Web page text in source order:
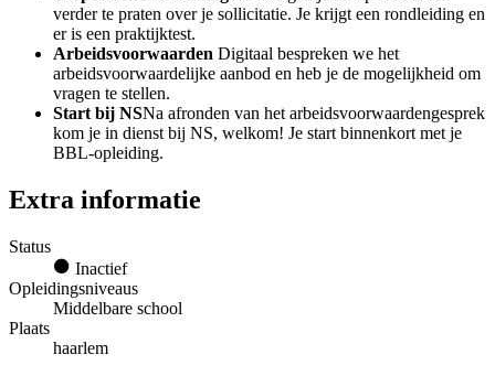
verder te praten over je sollicitatie. Je krijgt een rondleiding en
er is een praktijktest.
Arbeidsvoorwaarden Digitaal bespreken we het
arbeidsvoorwaardelijke aanbod en heb je de mogelijkheid om
vragen te stellen.
Start bij NSNa afronden van het arbeidsvoorwaardengesprek
kom je in dienst bij NS, welkom! Je start binnenkort met je
BBL-opleiding.
Extra informatie
Status
Inactief
Opleidingsniveaus
Middelbare school
Plaats
haarlem